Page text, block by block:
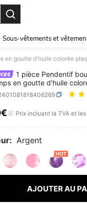
Sous-vêtements et
1 pièce Pendentif
en goutte d'huile
pour bracelet, collier,
pour enseignant et la
AND
Prix incluant la TVA et
Argent
AJOUTER AU